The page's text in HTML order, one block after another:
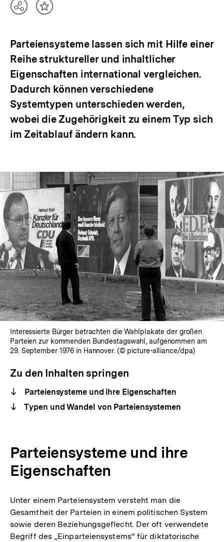
TeilenInhalt
Parteiensysteme lassen sich mit Hilfe einer
Reihe struktureller und inhaltlicher
Eigenschaften international vergleichen.
Dadurch können verschiedene
Systemtypen unterschieden werden,
wobei die Zugehörigkeit zu einem Typ sich
im Zeitablauf ändern kann.
Interessierte Bürger betrachten die Wahlplakate der großen
Parteien zur kommenden Bundestagswahl, aufgenommen am
29. September 1976 in Hannover. (© picture-alliance/dpa)
Zu den Inhalten springen
Parteiensysteme und ihre Eigenschaften
Typen und Wandel von Parteiensystemen
Parteiensysteme und ihre
Eigenschaften
Unter einem Parteiensystem versteht man die
Gesamtheit der Parteien in einem politischen System
sowie deren Beziehungsgeflecht. Der oft verwendete
Begriff des „Einparteiensystems“ für diktatorische